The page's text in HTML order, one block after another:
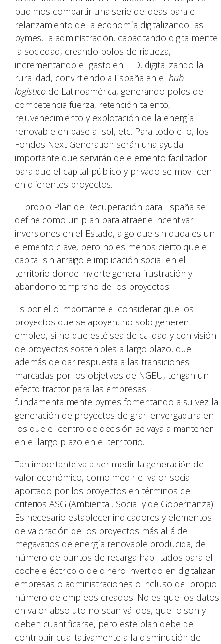
pudimos compartir una serie de ideas para el
relanzamiento de la economía digitalizando las
pymes, la administración, capacitando digitalmente
la sociedad, creando polos de riqueza,
incrementando el gasto en I+D, digitalizando la
ruralidad, convirtiendo a España en el hub
logístico de Latinoamérica, generando polos de
competencia fuerza, retención talento,
rejuvenecimiento y explotación de la energía
renovable en base al sol, etc. Para todo ello, los
Fondos Next Generation serán una ayuda
importante que servirán de elemento facilitador
para que el capital público y privado se movilicen
en diferentes proyectos.
El propio Plan de Recuperación para España se
define como un plan para atraer e incentivar
inversiones en el Estado, algo que sin duda es un
elemento clave, pero no es menos cierto que el
capital sin arraigo e implicación social en el
territorio donde invierte genera frustración y
abandono temprano de los proyectos.
Es por ello importante el considerar que los
proyectos que se apoyen, no solo generen
empleo, si no que esté sea de calidad y con visión
de proyectos sostenibles a largo plazo, que
además de dar respuesta a las transiciones
marcadas por los objetivos de NGEU, tengan un
efecto tractor para las empresas,
fundamentalmente pymes fomentando a su vez la
generación de proyectos de gran envergadura en
los que el centro de decisión se vaya a mantener
en el largo plazo en el territorio.
Tan importante va a ser medir la generación de
valor económico, como medir el valor social
aportado por los proyectos en términos de
criterios ASG (Ambiental, Social y de Gobernanza).
Es necesario establecer indicadores y elementos
de valoración de los proyectos más allá de
megavatios de energía renovable producida, del
número de puntos de recarga habilitados para el
coche eléctrico o de dinero invertido en digitalizar
empresas o administraciones o incluso del propio
número de empleos creados. No es que los datos
en valor absoluto no sean válidos, que lo son y
deben cuantificarse, pero este plan debe de
contribuir cualitativamente a la disminución de